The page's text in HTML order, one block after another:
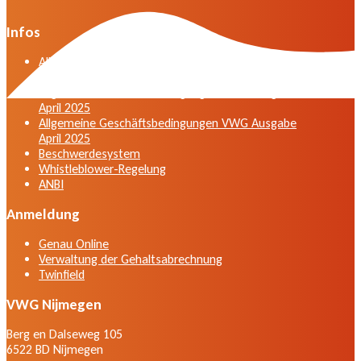
Infos
Allgemeine Geschäftsbedingungen der VWG in der
April 2025
Allgemeine Geschäftsbedingungen VWG Ausgabe
April 2025
Beschwerdesystem
Whistleblower-Regelung
ANBI
Anmeldung
Genau Online
Verwaltung der Gehaltsabrechnung
Twinfield
VWG Nijmegen
Berg en Dalseweg 105
6522 BD Nijmegen